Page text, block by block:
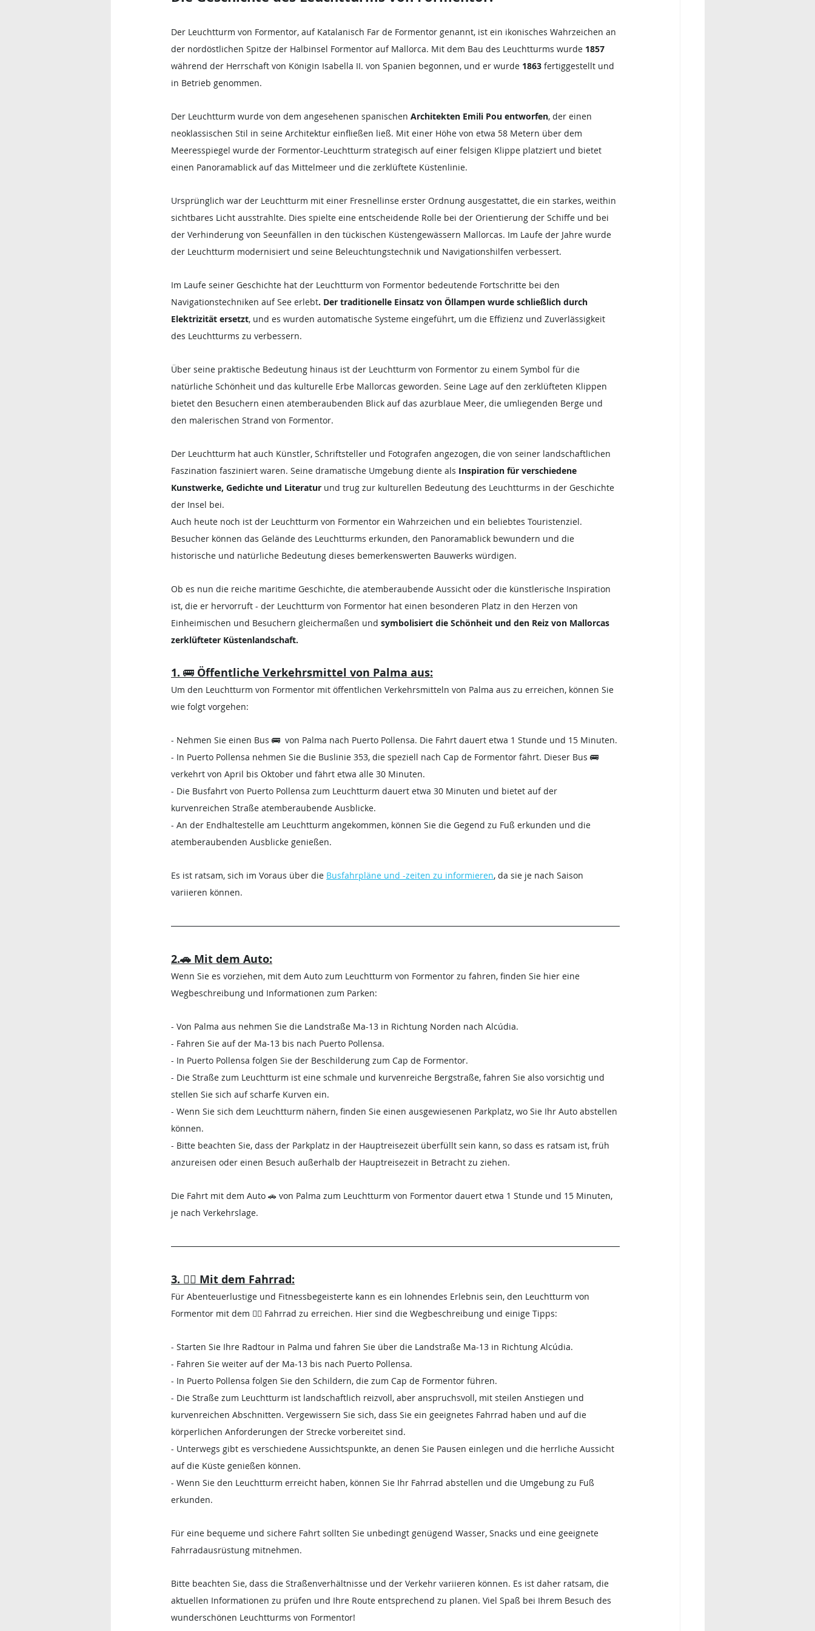
Der Leuchtturm von Formentor, auf Katalanisch Far de Formentor genannt, ist ein ikonisches Wahrzeichen an
der nordöstlichen Spitze der Halbinsel Formentor auf Mallorca. Mit dem Bau des Leuchtturms wurde 1857
während der Herrschaft von Königin Isabella II. von Spanien begonnen, und er wurde 1863 fertiggestellt und
in Betrieb genommen.
Der Leuchtturm wurde von dem angesehenen spanischen Architekten Emili Pou entworfen, der einen
neoklassischen Stil in seine Architektur einfließen ließ. Mit einer Höhe von etwa 58 Metern über dem
Meeresspiegel wurde der Formentor-Leuchtturm strategisch auf einer felsigen Klippe platziert und bietet
einen Panoramablick auf das Mittelmeer und die zerklüftete Küstenlinie.
Ursprünglich war der Leuchtturm mit einer Fresnellinse erster Ordnung ausgestattet, die ein starkes, weithin
sichtbares Licht ausstrahlte. Dies spielte eine entscheidende Rolle bei der Orientierung der Schiffe und bei
der Verhinderung von Seeunfällen in den tückischen Küstengewässern Mallorcas. Im Laufe der Jahre wurde
der Leuchtturm modernisiert und seine Beleuchtungstechnik und Navigationshilfen verbessert.
Im Laufe seiner Geschichte hat der Leuchtturm von Formentor bedeutende Fortschritte bei den
Navigationstechniken auf See erlebt. Der traditionelle Einsatz von Öllampen wurde schließlich durch
Elektrizität ersetzt, und es wurden automatische Systeme eingeführt, um die Effizienz und Zuverlässigkeit
des Leuchtturms zu verbessern.
Über seine praktische Bedeutung hinaus ist der Leuchtturm von Formentor zu einem Symbol für die
natürliche Schönheit und das kulturelle Erbe Mallorcas geworden. Seine Lage auf den zerklüfteten Klippen
bietet den Besuchern einen atemberaubenden Blick auf das azurblaue Meer, die umliegenden Berge und
den malerischen Strand von Formentor.
Der Leuchtturm hat auch Künstler, Schriftsteller und Fotografen angezogen, die von seiner landschaftlichen
Faszination fasziniert waren. Seine dramatische Umgebung diente als Inspiration für verschiedene
Kunstwerke, Gedichte und Literatur und trug zur kulturellen Bedeutung des Leuchtturms in der Geschichte
der Insel bei.
Auch heute noch ist der Leuchtturm von Formentor ein Wahrzeichen und ein beliebtes Touristenziel.
Besucher können das Gelände des Leuchtturms erkunden, den Panoramablick bewundern und die
historische und natürliche Bedeutung dieses bemerkenswerten Bauwerks würdigen.
Ob es nun die reiche maritime Geschichte, die atemberaubende Aussicht oder die künstlerische Inspiration
ist, die er hervorruft - der Leuchtturm von Formentor hat einen besonderen Platz in den Herzen von
Einheimischen und Besuchern gleichermaßen und symbolisiert die Schönheit und den Reiz von Mallorcas
zerklüfteter Küstenlandschaft.
1. 🚌 Öffentliche Verkehrsmittel von Palma aus:
Um den Leuchtturm von Formentor mit öffentlichen Verkehrsmitteln von Palma aus zu erreichen, können Sie
wie folgt vorgehen:
- Nehmen Sie einen Bus 🚌  von Palma nach Puerto Pollensa. Die Fahrt dauert etwa 1 Stunde und 15 Minuten.
- In Puerto Pollensa nehmen Sie die Buslinie 353, die speziell nach Cap de Formentor fährt. Dieser Bus 🚌
verkehrt von April bis Oktober und fährt etwa alle 30 Minuten.
- Die Busfahrt von Puerto Pollensa zum Leuchtturm dauert etwa 30 Minuten und bietet auf der
kurvenreichen Straße atemberaubende Ausblicke.
- An der Endhaltestelle am Leuchtturm angekommen, können Sie die Gegend zu Fuß erkunden und die
atemberaubenden Ausblicke genießen.
Es ist ratsam, sich im Voraus über die Busfahrpläne und -zeiten zu informieren, da sie je nach Saison
variieren können.
2.🚗 Mit dem Auto:
Wenn Sie es vorziehen, mit dem Auto zum Leuchtturm von Formentor zu fahren, finden Sie hier eine
Wegbeschreibung und Informationen zum Parken:
- Von Palma aus nehmen Sie die Landstraße Ma-13 in Richtung Norden nach Alcúdia.
- Fahren Sie auf der Ma-13 bis nach Puerto Pollensa.
- In Puerto Pollensa folgen Sie der Beschilderung zum Cap de Formentor.
- Die Straße zum Leuchtturm ist eine schmale und kurvenreiche Bergstraße, fahren Sie also vorsichtig und
stellen Sie sich auf scharfe Kurven ein.
- Wenn Sie sich dem Leuchtturm nähern, finden Sie einen ausgewiesenen Parkplatz, wo Sie Ihr Auto abstellen
können.
- Bitte beachten Sie, dass der Parkplatz in der Hauptreisezeit überfüllt sein kann, so dass es ratsam ist, früh
anzureisen oder einen Besuch außerhalb der Hauptreisezeit in Betracht zu ziehen.
Die Fahrt mit dem Auto 🚗 von Palma zum Leuchtturm von Formentor dauert etwa 1 Stunde und 15 Minuten,
je nach Verkehrslage.
3. 🚴‍♀️ Mit dem Fahrrad:
Für Abenteuerlustige und Fitnessbegeisterte kann es ein lohnendes Erlebnis sein, den Leuchtturm von
Formentor mit dem 🚴‍♀️ Fahrrad zu erreichen. Hier sind die Wegbeschreibung und einige Tipps:
- Starten Sie Ihre Radtour in Palma und fahren Sie über die Landstraße Ma-13 in Richtung Alcúdia.
- Fahren Sie weiter auf der Ma-13 bis nach Puerto Pollensa.
- In Puerto Pollensa folgen Sie den Schildern, die zum Cap de Formentor führen.
- Die Straße zum Leuchtturm ist landschaftlich reizvoll, aber anspruchsvoll, mit steilen Anstiegen und
kurvenreichen Abschnitten. Vergewissern Sie sich, dass Sie ein geeignetes Fahrrad haben und auf die
körperlichen Anforderungen der Strecke vorbereitet sind.
- Unterwegs gibt es verschiedene Aussichtspunkte, an denen Sie Pausen einlegen und die herrliche Aussicht
auf die Küste genießen können.
- Wenn Sie den Leuchtturm erreicht haben, können Sie Ihr Fahrrad abstellen und die Umgebung zu Fuß
erkunden.
Für eine bequeme und sichere Fahrt sollten Sie unbedingt genügend Wasser, Snacks und eine geeignete
Fahrradausrüstung mitnehmen.
Bitte beachten Sie, dass die Straßenverhältnisse und der Verkehr variieren können. Es ist daher ratsam, die
aktuellen Informationen zu prüfen und Ihre Route entsprechend zu planen. Viel Spaß bei Ihrem Besuch des
wunderschönen Leuchtturms von Formentor!